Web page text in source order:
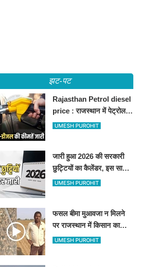
झट-पट
Rajasthan Petrol diesel
price : राजस्थान में पेट्रोल-
डीजल की कीमतें जारी, जानिए
UMESH PUROHIT
जारी हुआ 2026 की सरकारी
छुट्टियों का कैलेंडर, इस साल
कई बार मिलेगा लगातार
UMESH PUROHIT
फसल बीमा मुआवजा न मिलने
पर राजस्थान में किसान का
अनोखा विरोध, खेतों में बो दिए
UMESH PUROHIT